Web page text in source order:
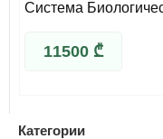
Категории
Система
11500 ₾